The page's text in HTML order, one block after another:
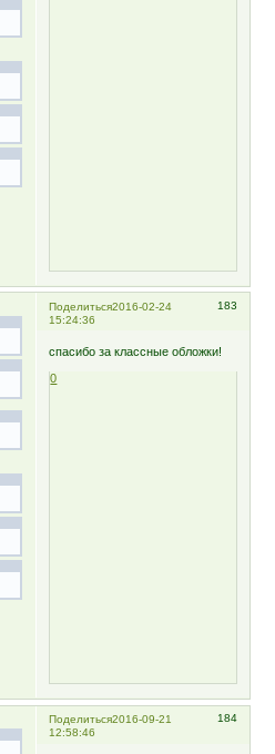
Поделиться 183
2016-02-24
15:24:36
спасибо за классные обложки!
0
Поделиться 184
2016-09-21
12:58:46